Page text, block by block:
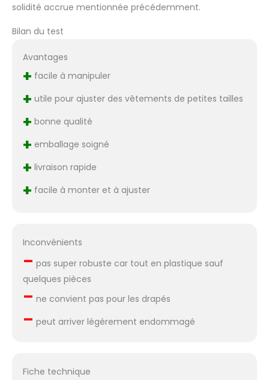
solidité accrue mentionnée précédemment.
Bilan du test
Avantages
+ facile à manipuler
+ utile pour ajuster des vêtements de petites tailles
+ bonne qualité
+ emballage soigné
+ livraison rapide
+ facile à monter et à ajuster
Inconvénients
– pas super robuste car tout en plastique sauf
quelques pièces
– ne convient pas pour les drapés
– peut arriver légèrement endommagé
Fiche technique